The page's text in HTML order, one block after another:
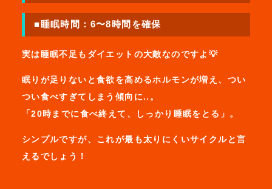
■睡眠時間：6〜8時間を確保
実は睡眠不足もダイエットの大敵なのですよ💡
眠りが足りないと食欲を高めるホルモンが増え、つい
つい食べすぎてしまう傾向に..。
「20時までに食べ終えて、しっかり睡眠をとる」。
シンプルですが、これが最も太りにくいサイクルと言
えるでしょう！